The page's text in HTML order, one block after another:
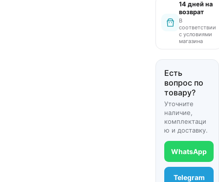
14 дней на
возврат
В
соответствии
с условиями
магазина
Есть
вопрос по
товару?
Уточните
наличие,
комплектаци
ю и доставку.
WhatsApp
Telegram